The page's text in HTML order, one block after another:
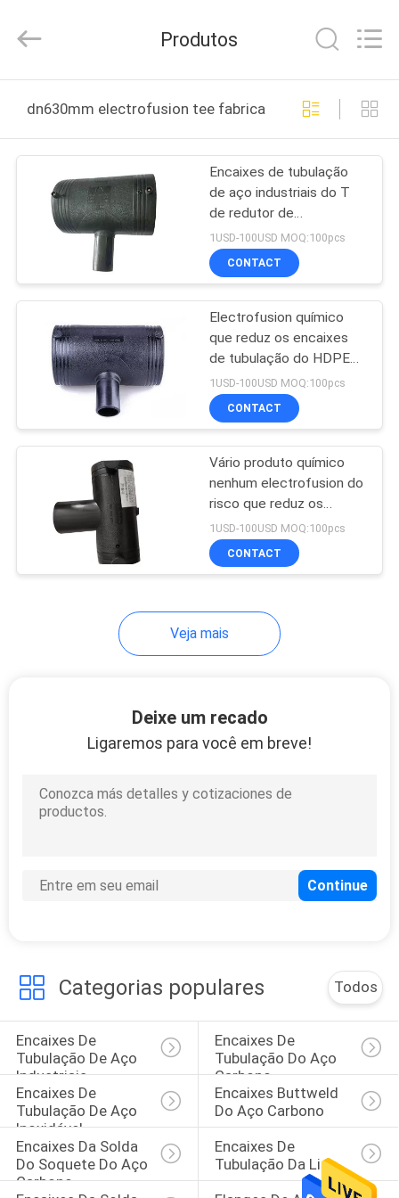
PRODUTOS
SOBRE
EXCURSÃO
FÁBRICA
CONTROLE
DA
QUALIDADE
CONTACTE-
SITE
POLICY
Longjoy
Foreign
All
Reserved.
Produtos
dn630mm electrofusion tee fabricação online
Encaixes de tubulação
de aço industriais do T
de redutor de
Electrofusion do HDPE
1USD-100USD MOQ:100pcs
CONTACT
Electrofusion químico
que reduz os encaixes
de tubulação do HDPE
do T
1USD-100USD MOQ:100pcs
CONTACT
Vário produto químico
nenhum electrofusion do
risco que reduz os
encaixes de tubulação
do HDPE do T
1USD-100USD MOQ:100pcs
CONTACT
Veja mais
Deixe um recado
Ligaremos para você em breve!
Categorias populares Todos
Encaixes De
Tubulação De Aço
Industriais
Encaixes De
Tubulação Do Aço
Carbono
Encaixes De
Tubulação De Aço
Inoxidável
Encaixes Buttweld
Do Aço Carbono
Encaixes Da Solda
Do Soquete Do Aço
Carbono
Encaixes De
Tubulação Da Liga